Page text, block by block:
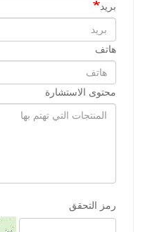
بريد
هاتف
محتوى الاستشارة
رمز التحقق